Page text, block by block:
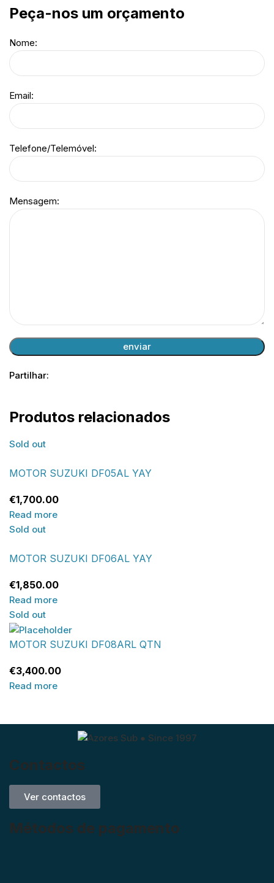
Peça-nos um orçamento
Nome:
Email:
Telefone/Telemóvel:
Mensagem:
Partilhar:
Produtos relacionados
Sold out
MOTOR SUZUKI DF05AL YAY
€1,700.00
Read more
Sold out
MOTOR SUZUKI DF06AL YAY
€1,850.00
Read more
Sold out
MOTOR SUZUKI DF08ARL QTN
€3,400.00
Read more
Contactos
Ver contactos
Métodos de pagamento